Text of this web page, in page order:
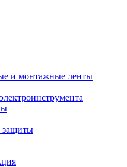
и монтажные ленты
защиты